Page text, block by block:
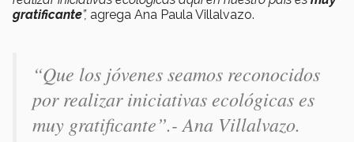
gratificante”, agrega Ana Paula Villalvazo.
“Que los jóvenes seamos reconocidos
por realizar iniciativas ecológicas es
muy gratificante”.- Ana Villalvazo.